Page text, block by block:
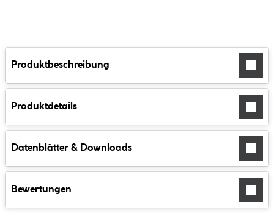
Produktbeschreibung
Produktdetails
Datenblätter & Downloads
Bewertungen